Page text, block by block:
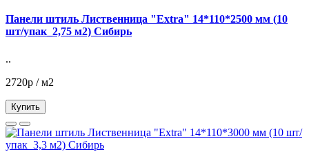
Панели штиль Лиственница "Extra" 14*110*2500 мм (10
шт/упак_2,75 м2) Сибирь
..
2720р / м2
Купить